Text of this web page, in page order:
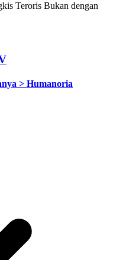
Teroris Bukan dengan
> Humanoria